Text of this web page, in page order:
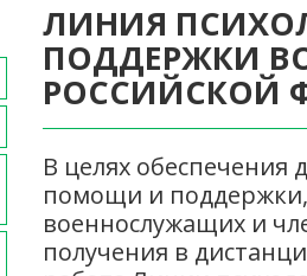
ЛИНИЯ
ПОДДЕРЖКИ
РОССИЙСКОЙ
В целях обеспечения
помощи и
военнослужащих и
получения в